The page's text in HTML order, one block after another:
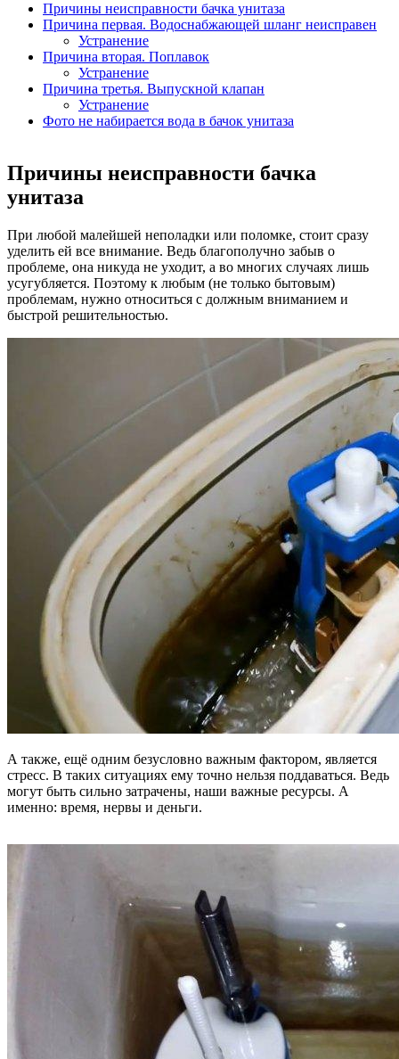
Причины неисправности бачка унитаза
Причина первая. Водоснабжающей шланг неисправен
Устранение
Причина вторая. Поплавок
Устранение
Причина третья. Выпускной клапан
Устранение
Фото не набирается вода в бачок унитаза
Причины неисправности бачка
унитаза
При любой малейшей неполадки или поломке, стоит сразу
уделить ей все внимание. Ведь благополучно забыв о
проблеме, она никуда не уходит, а во многих случаях лишь
усугубляется. Поэтому к любым (не только бытовым)
проблемам, нужно относиться с должным вниманием и
быстрой решительностью.
А также, ещё одним безусловно важным фактором, является
стресс. В таких ситуациях ему точно нельзя поддаваться. Ведь
могут быть сильно затрачены, наши важные ресурсы. А
именно: время, нервы и деньги.